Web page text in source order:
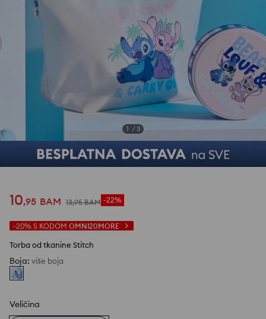
1 / 3
10,95 BAM 13,95 BAM -22%
-20% S KODOM OMNI20MORE
Torba od tkanine Stitch
Boja: više boja
Veličina